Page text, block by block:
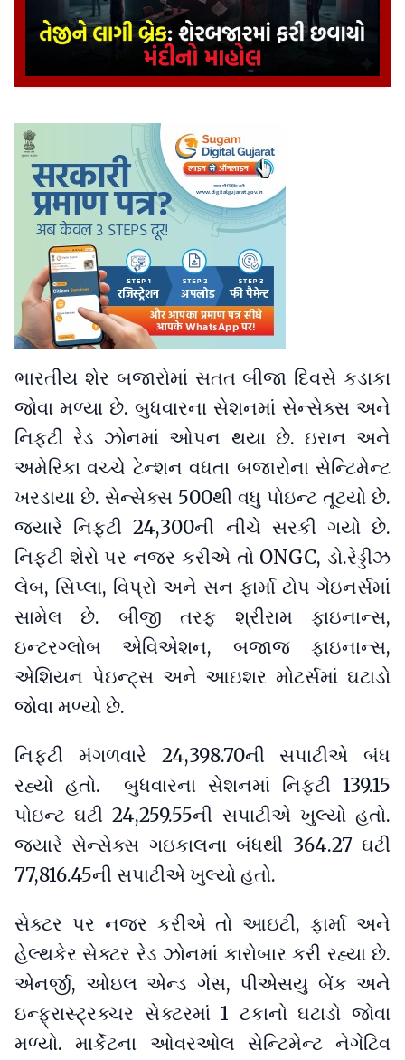
ભારતીય શેર બજારોમાં સતત બીજા દિવસે કડાકા
જોવા મળ્યા છે. બુધવારના સેશનમાં સેન્સેક્સ અને
નિફ્ટી રેડ ઝોનમાં ઓપન થયા છે. ઇરાન અને
અમેરિકા વચ્ચે ટેન્શન વધતા બજારોના સેન્ટિમેન્ટ
ખરડાયા છે. સેન્સેક્સ 500થી વધુ પોઇન્ટ તૂટયો છે.
જ્યારે નિફ્ટી 24,300ની નીચે સરકી ગયો છે.
નિફ્ટી શેરો પર નજર કરીએ તો ONGC, ડો.રેડ્ડીઝ
લેબ, સિપ્લા, વિપ્રો અને સન ફાર્મા ટોપ ગેઇનર્સમાં
સામેલ છે. બીજી તરફ શ્રીરામ ફાઇનાન્સ,
ઇન્ટરગ્લોબ એવિએશન, બજાજ ફાઇનાન્સ,
એશિયન પેઇન્ટ્સ અને આઇશર મોટર્સમાં ઘટાડો
જોવા મળ્યો છે.
નિફ્ટી મંગળવારે 24,398.70ની સપાટીએ બંધ
રહ્યો હતો. બુધવારના સેશનમાં નિફ્ટી 139.15
પોઇન્ટ ઘટી 24,259.55ની સપાટીએ ખુલ્યો હતો.
જ્યારે સેન્સેક્સ ગઇકાલના બંધથી 364.27 ઘટી
77,816.45ની સપાટીએ ખુલ્યો હતો.
સેક્ટર પર નજર કરીએ તો આઇટી, ફાર્મા અને
હેલ્થકેર સેક્ટર રેડ ઝોનમાં કારોબાર કરી રહ્યા છે.
એનર્જી, ઓઇલ એન્ડ ગેસ, પીએસયુ બેંક અને
ઇન્ફ્રાસ્ટ્રક્ચર સેક્ટરમાં 1 ટકાનો ઘટાડો જોવા
મળ્યો. માર્કેટના ઓવરઓલ સેન્ટિમેન્ટ નેગેટિવ